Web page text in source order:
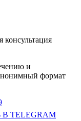
и
формат
TELEGRAM